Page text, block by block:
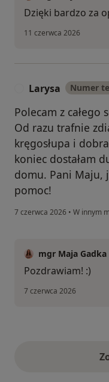
Dzięki bardzo za
11 czerwca 2026
Larysa Numer
Polecam z
Od razu trafnie
kręgosłupa i
koniec dostałam
domu. Pani Maju,
pomoc!
7 czerwca 2026 • W innym
mgr Maja Gadka
Pozdrawiam! :)
7 czerwca 2026